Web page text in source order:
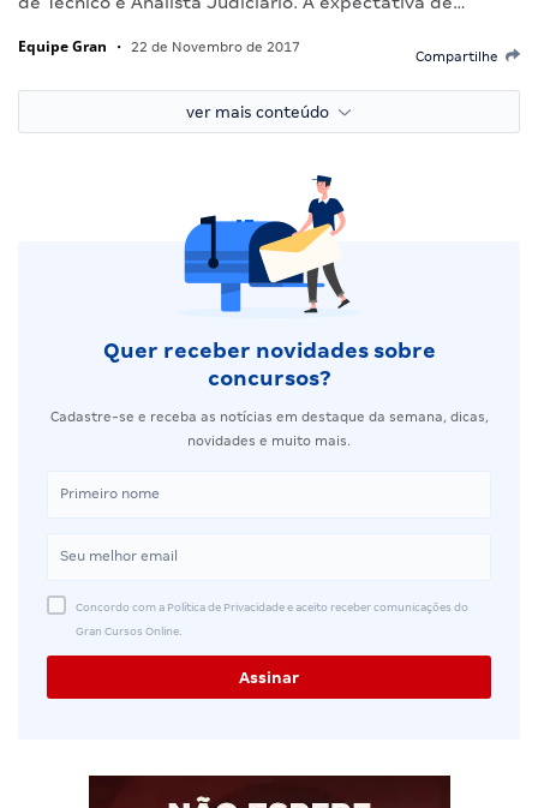
Equipe Gran • 22 de Novembro de 2017
Compartilhe
ver mais conteúdo
Quer receber novidades sobre
concursos?
Cadastre-se e receba as notícias em destaque da semana, dicas,
novidades e muito mais.
Concordo com a Política de Privacidade e aceito receber comunicações do
Gran Cursos Online.